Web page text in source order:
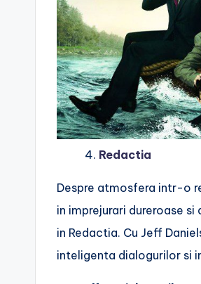
4. Redactia
Despre atmosfera intr-o
in imprejurari dureroase
in Redactia. Cu Jeff
inteligenta dialogurilor si